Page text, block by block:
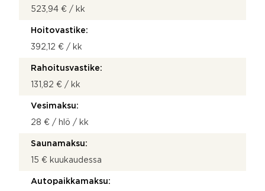
523,94 € / kk
Hoitovastike:
392,12 € / kk
Rahoitusvastike:
131,82 € / kk
Vesimaksu:
28 € / hlö / kk
Saunamaksu:
15 € kuukaudessa
Autopaikkamaksu: